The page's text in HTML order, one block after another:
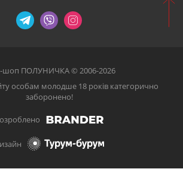
шоп ПОЛУНИЧКА © 2006-2026
особам молодше 18 років категорично
заборонено!